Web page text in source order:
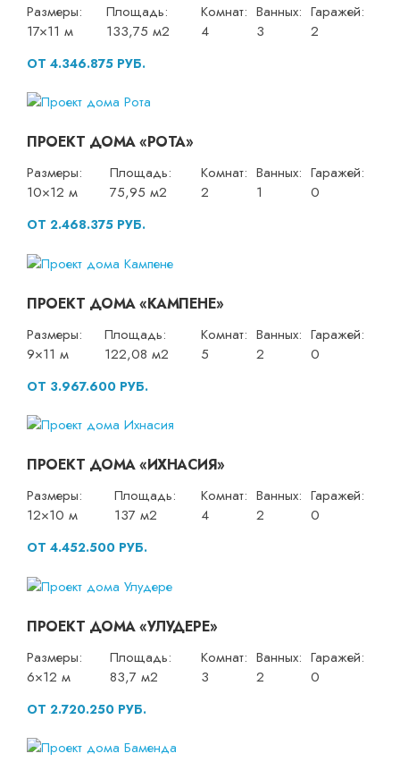
Размеры:
17×11 м
Площадь:
133,75 м2
Комнат:
4
Ванных:
3
Гаражей:
2
ОТ 4.346.875 РУБ.
ПРОЕКТ ДОМА «РОТА»
Размеры:
10×12 м
Площадь:
75,95 м2
Комнат:
2
Ванных:
1
Гаражей:
0
ОТ 2.468.375 РУБ.
ПРОЕКТ ДОМА «КАМПЕНЕ»
Размеры:
9×11 м
Площадь:
122,08 м2
Комнат:
5
Ванных:
2
Гаражей:
0
ОТ 3.967.600 РУБ.
ПРОЕКТ ДОМА «ИХНАСИЯ»
Размеры:
12×10 м
Площадь:
137 м2
Комнат:
4
Ванных:
2
Гаражей:
0
ОТ 4.452.500 РУБ.
ПРОЕКТ ДОМА «УЛУДЕРЕ»
Размеры:
6×12 м
Площадь:
83,7 м2
Комнат:
3
Ванных:
2
Гаражей:
0
ОТ 2.720.250 РУБ.